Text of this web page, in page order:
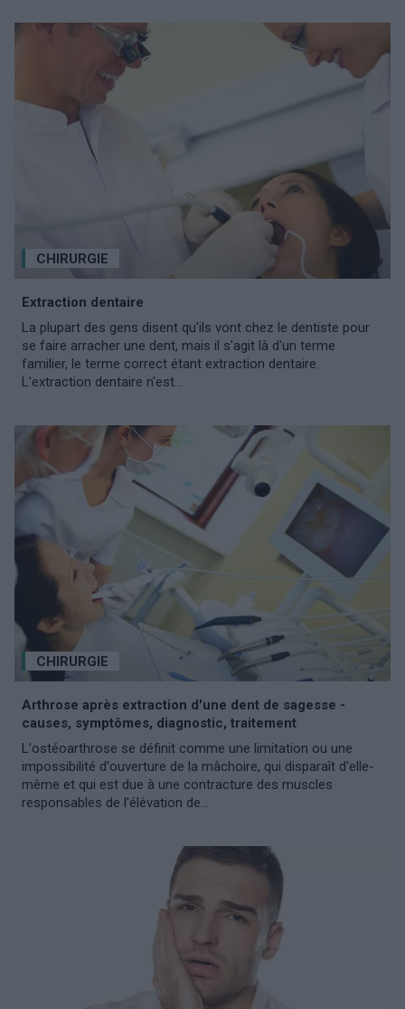
CHIRURGIE
Extraction dentaire
La plupart des gens disent qu'ils vont chez le dentiste pour
se faire arracher une dent, mais il s'agit là d'un terme
familier, le terme correct étant extraction dentaire.
L'extraction dentaire n'est...
CHIRURGIE
Arthrose après extraction d'une dent de sagesse -
causes, symptômes, diagnostic, traitement
L'ostéoarthrose se définit comme une limitation ou une
impossibilité d'ouverture de la mâchoire, qui disparaît d'elle-
même et qui est due à une contracture des muscles
responsables de l'élévation de...